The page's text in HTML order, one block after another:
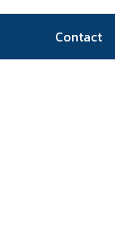
Contact